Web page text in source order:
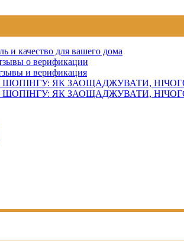
и качество для вашего дома
о верификации
и верификация
ЯК ЗАОЩАДЖУВАТИ,
ЯК ЗАОЩАДЖУВАТИ,